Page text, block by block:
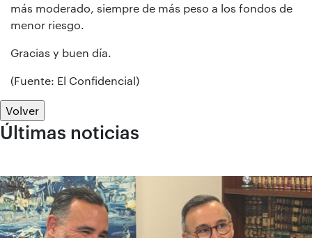
más moderado, siempre de más peso a los fondos de
menor riesgo.
Gracias y buen día.
(Fuente: El Confidencial)
Volver
Últimas noticias